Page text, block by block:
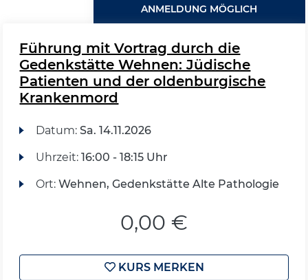
ANMELDUNG MÖGLICH
Führung mit Vortrag durch die
Gedenkstätte Wehnen: Jüdische
Patienten und der oldenburgische
Krankenmord
Datum: Sa. 14.11.2026
Uhrzeit: 16:00 - 18:15 Uhr
Ort: Wehnen, Gedenkstätte Alte Pathologie
0,00 €
KURS MERKEN